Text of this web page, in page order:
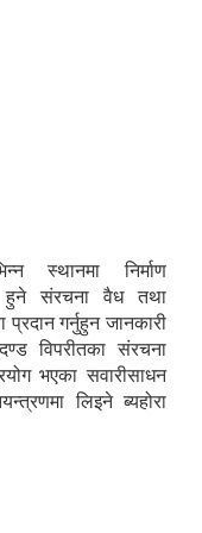
स्थानमा निर्माण
हुने संरचना वैध तथा
गर्नुहुन जानकारी
विपरीतका संरचना
भएका सवारीसाधन
लिइने ब्यहोरा